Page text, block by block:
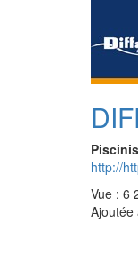
http://
Vue : 6
Ajoutée